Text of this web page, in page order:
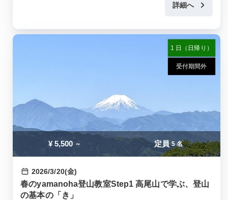
詳細へ
¥ 5,500 ～ 定員 5 名
1 日（日帰り）
受付期間外
2026/3/20(金)
春のyamanoha登山教室Step1 高尾山で学ぶ、登山
の基本の「き」